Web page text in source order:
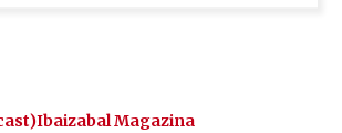
Ibaizabal Magazina